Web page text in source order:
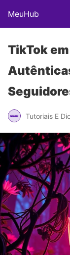
MeuHub
TikTok
Tutoriais E